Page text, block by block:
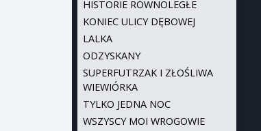
HISTORIE RÓWNOLEGŁE
KONIEC ULICY DĘBOWEJ
LALKA
ODZYSKANY
SUPERFUTRZAK I ZŁOŚLIWA
WIEWIÓRKA
TYLKO JEDNA NOC
WSZYSCY MOI WROGOWIE